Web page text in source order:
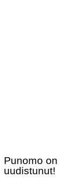
Punomo on
uudistunut!